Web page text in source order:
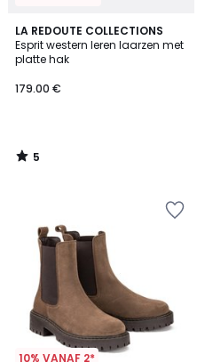
LA REDOUTE COLLECTIONS
Esprit western leren laarzen met
platte hak
179.00 €
5
/
5
5
/
10% VANAF 2*